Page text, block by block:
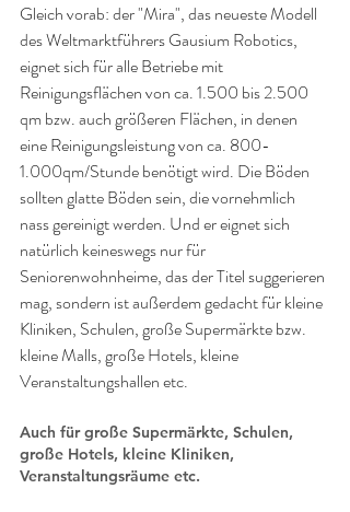
Gleich vorab: der "Mira", das neueste Modell
des Weltmarktführers Gausium Robotics,
eignet sich für alle Betriebe mit
Reinigungsflächen von ca. 1.500 bis 2.500
qm bzw. auch größeren Flächen, in denen
eine Reinigungsleistung von ca. 800-
1.000qm/Stunde benötigt wird. Die Böden
sollten glatte Böden sein, die vornehmlich
nass gereinigt werden. Und er eignet sich
natürlich keineswegs nur für
Seniorenwohnheime, das der Titel suggerieren
mag, sondern ist außerdem gedacht für kleine
Kliniken, Schulen, große Supermärkte bzw.
kleine Malls, große Hotels, kleine
Veranstaltungshallen etc.
Auch für große Supermärkte, Schulen,
große Hotels, kleine Kliniken,
Veranstaltungsräume etc.